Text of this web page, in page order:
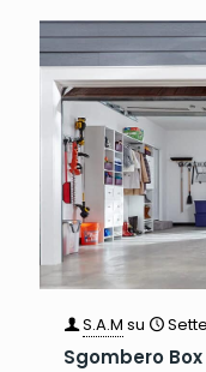
S.A.M su
Sgombero